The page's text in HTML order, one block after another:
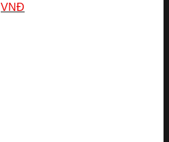
VNĐ